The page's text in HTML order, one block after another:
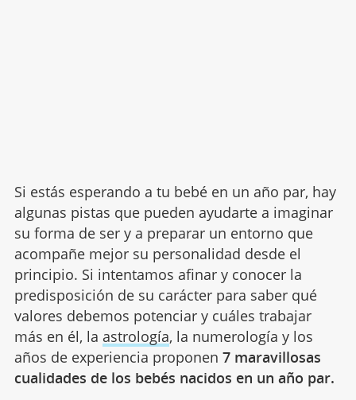
Si estás esperando a tu bebé en un año par, hay
algunas pistas que pueden ayudarte a imaginar
su forma de ser y a preparar un entorno que
acompañe mejor su personalidad desde el
principio. Si intentamos afinar y conocer la
predisposición de su carácter para saber qué
valores debemos potenciar y cuáles trabajar
más en él, la astrología, la numerología y los
años de experiencia proponen 7 maravillosas
cualidades de los bebés nacidos en un año par.